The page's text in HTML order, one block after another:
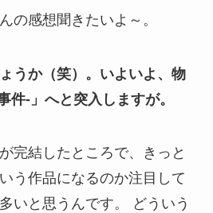
の感想聞きたいよ～。
うか（笑）。いよいよ、物
件-」へと突入しますが。
完結したところで、きっと
う作品になるのか注目して
いと思うんです。 どういう